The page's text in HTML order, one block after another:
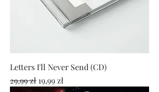
Letters I'll Never Send (CD)
Regularna cena
29,99 zł Cena rabatowa
19,99 zł